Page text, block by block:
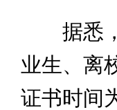
据悉，
业生、离
证书时间